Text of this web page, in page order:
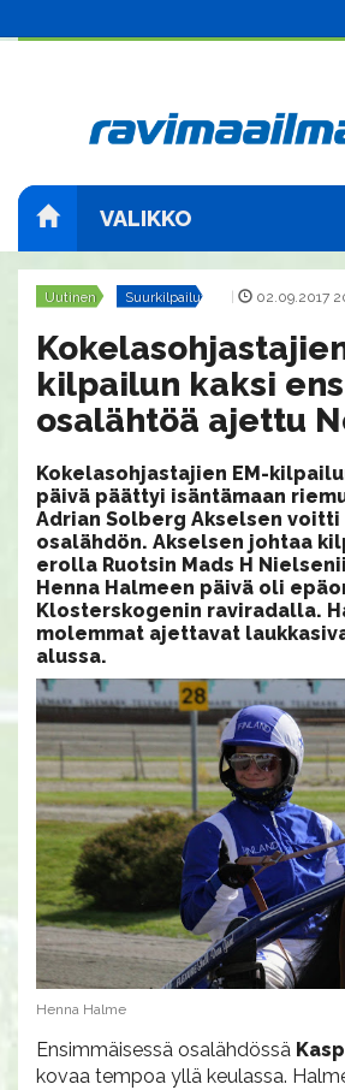
VALIKKO
Uutinen Suurkilpailut 02.09.2017
kilpailun kaksi
osalähtöä ajettu
Kokelasohjastajien EM-
päivä päättyi isäntämaan
Adrian Solberg Akselsen
osalähdön. Akselsen johtaa
erolla Ruotsin Mads H
Henna Halmeen päivä oli
Klosterskogenin raviradalla.
molemmat ajettavat
alussa.
Henna Halme
Ensimmäisessä osalähdössä
kovaa tempoa yllä keulassa.